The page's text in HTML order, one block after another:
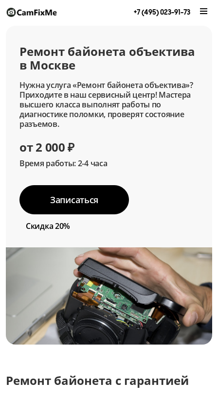
+7 (495) 023-91-73
Ремонт байонета объектива
в Москве
Нужна услуга «Ремонт байонета объектива»?
Приходите в наш сервисный центр! Мастера
высшего класса выполнят работы по
диагностике поломки, проверят состояние
разъемов.
от 2 000 ₽
Время работы: 2-4 часа
Записаться
Скидка 20%
Ремонт байонета с гарантией